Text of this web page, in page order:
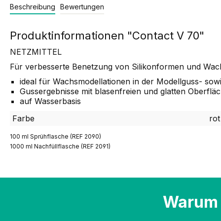
Beschreibung Bewertungen
Produktinformationen "Contact V 70"
NETZMITTEL
Für verbesserte Benetzung von Silikonformen und
ideal für Wachsmodellationen in der Modellguss-
Gussergebnisse mit blasenfreien und glatten
auf Wasserbasis
Farbe
rot
100 ml Sprühflasche (REF 2090)
1000 ml Nachfüllflasche (REF 2091)